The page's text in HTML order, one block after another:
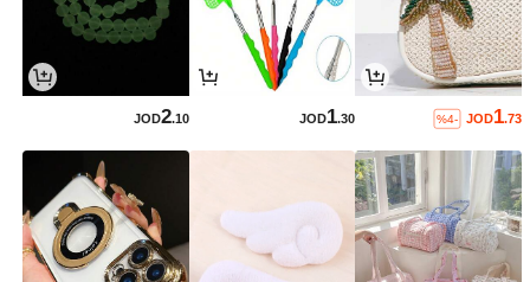
JOD1.73
%4-
JOD1.30
JOD2.10